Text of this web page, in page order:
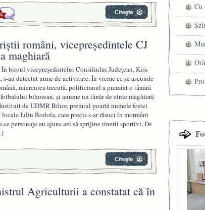
5
români, vicepreşedintele CJ
maghiară
biroul vicepreşedintelui Consiliului Judeţean, Kiss
s-au detectat urme de activitate. În vreme ce se ascunde
miercurea trecută, politicianul a premiat o tânără
fotbalului bihorean, şi anume un tânăr de etnie maghiară
de UDMR Bihor, premiul poartă numele fostei
Iuliu Bodola, care precis s-ar răsuci în mormânt
ce personaje au ajuns azi să sprijine tinerii sportivi. De
Agriculturii a constatat că în
Cu